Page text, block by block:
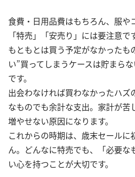
食費・日用品費はもちろん、服や
「特売」「安売り」には要注意で
もともとは買う予定がなかったも
い”買ってしまうケースは貯まら
です。
出会わなければ買わなかったハズ
なものでも余計な支出。家計が苦
増やせない原因になります。
これからの時期は、歳末セールに
ん。どんなに特売でも、「必要な
い心を持つことが大切です。